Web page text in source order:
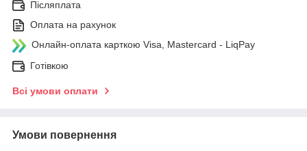
Післяплата
Оплата на рахунок
Онлайн-оплата карткою Visa, Mastercard - LiqPay
Готівкою
Всі умови оплати
Умови повернення